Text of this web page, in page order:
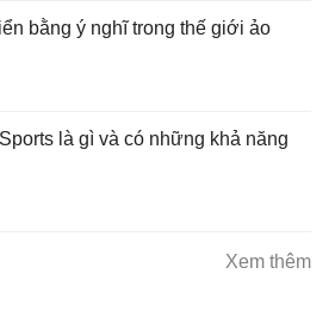
bằng ý nghĩ trong thế giới ảo
Sports là gì và có những khả năng
Xem thêm